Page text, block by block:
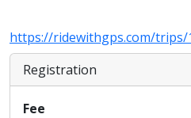
https://ridewithgps.com/trips/
Registration
Fee